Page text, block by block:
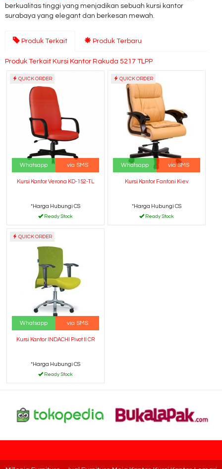
berkualitas tinggi yang menjadikan sebuah kursi kantor
surabaya yang elegant dan berkesan mewah.
Produk Terkait Produk Terbaru
Produk Terkait Kursi Kantor Rakuda 5217 TLPP
QUICK ORDER
Whatsapp via SMS
Kursi Kantor Verona KD-152-TL
*Harga Hubungi CS
Ready Stock
QUICK ORDER
Whatsapp via SMS
Kursi Kantor Fantoni Kiev
*Harga Hubungi CS
Ready Stock
QUICK ORDER
Whatsapp via SMS
Kursi Kantor INDACHI Pivot II CR
*Harga Hubungi CS
Ready Stock